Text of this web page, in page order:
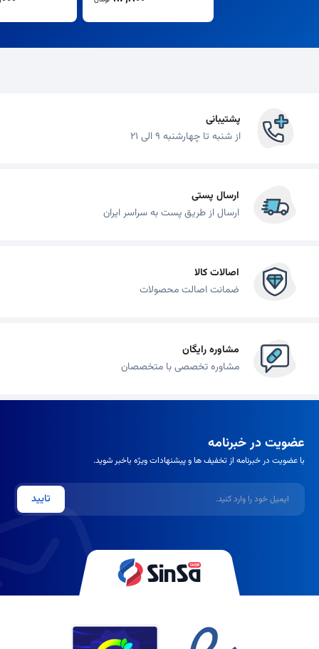
پشتیبانی
از شنبه تا چهارشنبه 9 الی 21
ارسال پستی
ارسال از طریق پست به سراسر ایران
اصالات کالا
ضمانت اصالت محصولات
مشاوره رایگان
مشاوره تخصصی با متخصصان
عضویت در خبرنامه
با عضویت در خبرنامه از تخفیف ها و پیشنهادات ویژه باخبر شوید.
ایمیل
تایید